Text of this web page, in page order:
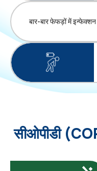
बार-बार फेफड़ों में इन्फेक्शन
सीओपीडी